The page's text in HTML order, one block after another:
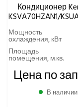
ПРИТОЧНО-
ПРИТОЧНЫЕ
ТЕПЛОВЫЕ
Кондиционер
KSVA70HZAN1/
Мощность
охлаждения, кВт
Площадь
помещения, м.кв.
Цена по
В наличии